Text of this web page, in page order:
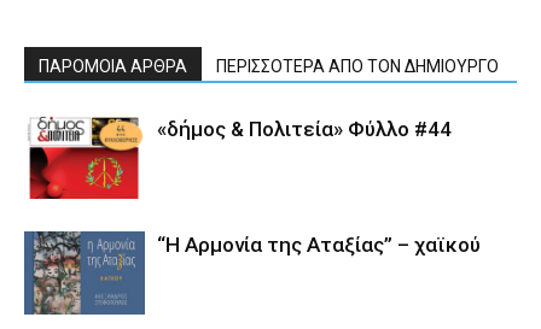
ΠΑΡΟΜΟΙΑ ΑΡΘΡΑ ΠΕΡΙΣΣΟΤΕΡΑ ΑΠΟ ΤΟΝ ΔΗΜΙΟΥΡΓΟ
«δήμος & Πολιτεία» Φύλλο #44
“Η Αρμονία της Αταξίας” – χαϊκού